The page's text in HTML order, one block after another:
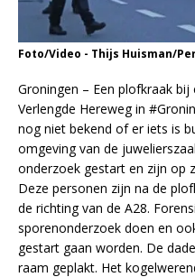
Foto/Video - Thijs Huisman/
Groningen – Een plofkraak
Verlengde Hereweg in
nog niet bekend of er iets is
omgeving van de
onderzoek gestart en zijn op
Deze personen zijn na de
de richting van de A28.
sporenonderzoek doen en
gestart gaan worden. De
raam geplakt. Het